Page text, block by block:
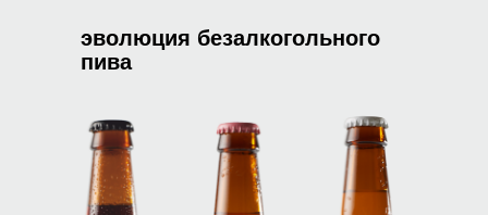
эволюция безалкогольного
пива